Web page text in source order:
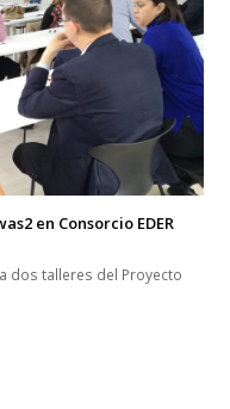
en Consorcio EDER
dos talleres del Proyecto